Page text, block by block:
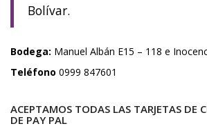
Bolívar.
Bodega: Manuel Albán E15 – 118 e
Teléfono 0999 847601
ACEPTAMOS TODAS LAS TARJETAS DE
DE PAY PAL